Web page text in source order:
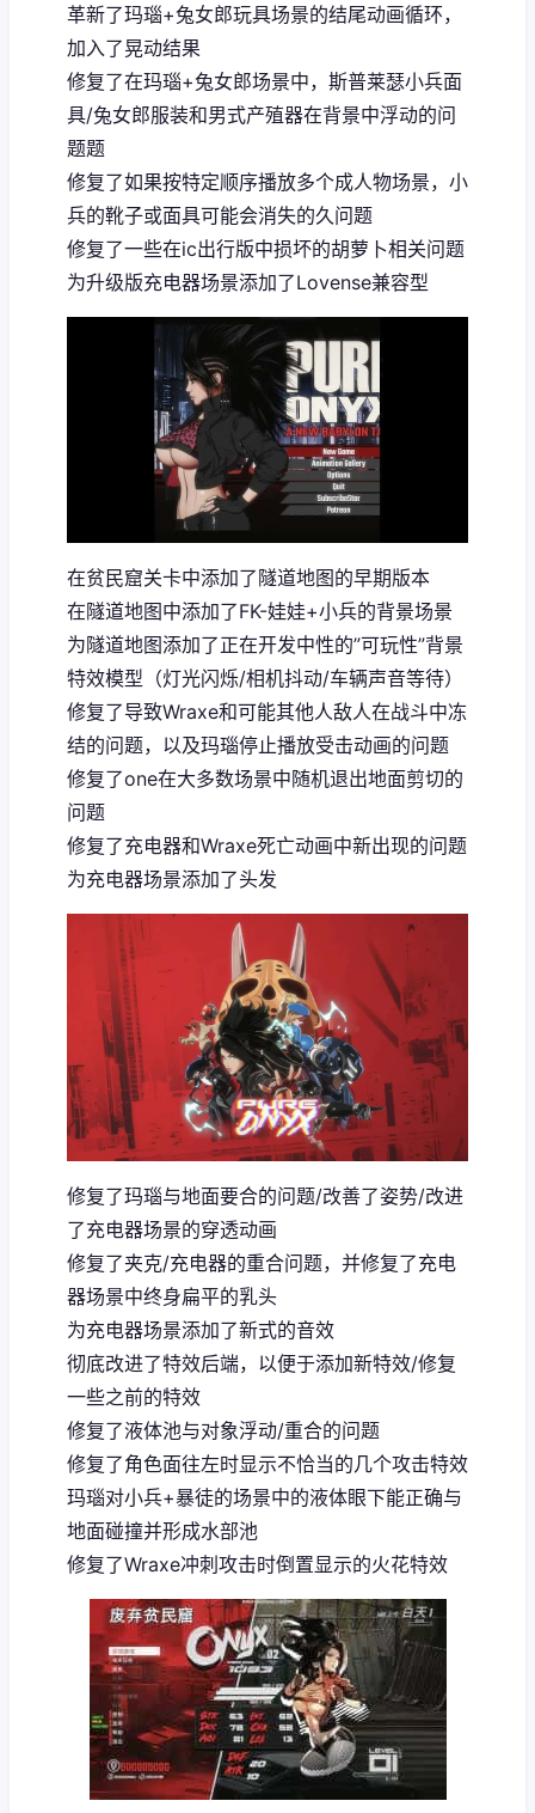
革新了玛瑙+兔女郎玩具场景的结尾动画循环，
加入了晃动结果
修复了在玛瑙+兔女郎场景中，斯普莱瑟小兵面
具/兔女郎服装和男式产殖器在背景中浮动的问
题题
修复了如果按特定顺序播放多个成人物场景，小
兵的靴子或面具可能会消失的久问题
修复了一些在ic出行版中损坏的胡萝卜相关问题
为升级版充电器场景添加了Lovense兼容型
在贫民窟关卡中添加了隧道地图的早期版本
在隧道地图中添加了FK-娃娃+小兵的背景场景
为隧道地图添加了正在开发中性的”可玩性”背景
特效模型（灯光闪烁/相机抖动/车辆声音等待）
修复了导致Wraxe和可能其他人敌人在战斗中冻
结的问题，以及玛瑙停止播放受击动画的问题
修复了one在大多数场景中随机退出地面剪切的
问题
修复了充电器和Wraxe死亡动画中新出现的问题
为充电器场景添加了头发
修复了玛瑙与地面要合的问题/改善了姿势/改进
了充电器场景的穿透动画
修复了夹克/充电器的重合问题，并修复了充电
器场景中终身扁平的乳头
为充电器场景添加了新式的音效
彻底改进了特效后端，以便于添加新特效/修复
一些之前的特效
修复了液体池与对象浮动/重合的问题
修复了角色面往左时显示不恰当的几个攻击特效
玛瑙对小兵+暴徒的场景中的液体眼下能正确与
地面碰撞并形成水部池
修复了Wraxe冲刺攻击时倒置显示的火花特效